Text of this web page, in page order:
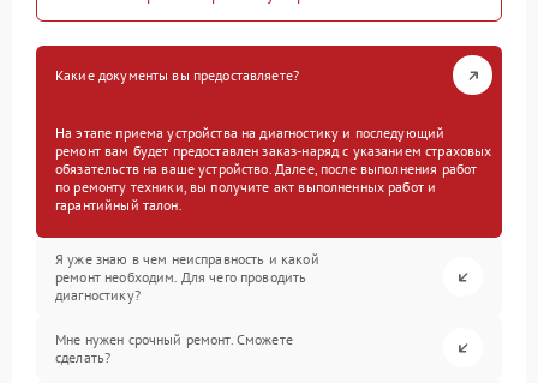
Какие документы вы предоставляете?
На этапе приема устройства на диагностику и последующий
ремонт вам будет предоставлен заказ-наряд с указанием страховых
обязательств на ваше устройство. Далее, после выполнения работ
по ремонту техники, вы получите акт выполненных работ и
гарантийный талон.
Я уже знаю в чем неисправность и какой
ремонт необходим. Для чего проводить
диагностику?
Мне нужен срочный ремонт. Сможете
сделать?